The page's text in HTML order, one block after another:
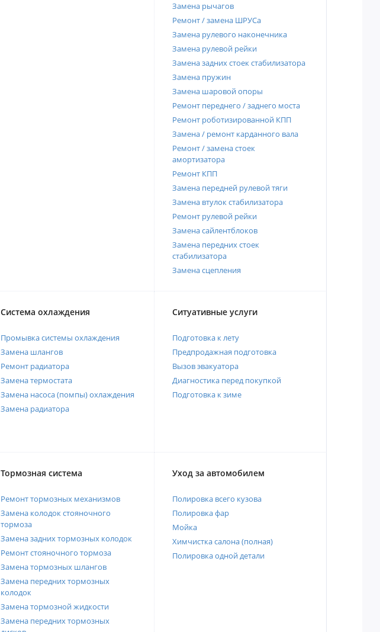
Замена рычагов
Ремонт / замена ШРУСа
Замена рулевого наконечника
Замена рулевой рейки
Замена задних стоек стабилизатора
Замена пружин
Замена шаровой опоры
Ремонт переднего / заднего моста
Ремонт роботизированной КПП
Замена / ремонт карданного вала
Ремонт / замена стоек
амортизатора
Ремонт КПП
Замена передней рулевой тяги
Замена втулок стабилизатора
Ремонт рулевой рейки
Замена сайлентблоков
Замена передних стоек
стабилизатора
Замена сцепления
Система охлаждения
Промывка системы охлаждения
Замена шлангов
Ремонт радиатора
Замена термостата
Замена насоса (помпы) охлаждения
Замена радиатора
Ситуативные услуги
Подготовка к лету
Предпродажная подготовка
Вызов эвакуатора
Диагностика перед покупкой
Подготовка к зиме
Тормозная система
Ремонт тормозных механизмов
Замена колодок стояночного
тормоза
Замена задних тормозных колодок
Ремонт стояночного тормоза
Замена тормозных шлангов
Замена передних тормозных
колодок
Замена тормозной жидкости
Замена передних тормозных
Уход за автомобилем
Полировка всего кузова
Полировка фар
Мойка
Химчистка салона (полная)
Полировка одной детали